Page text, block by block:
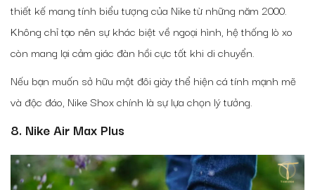
thiết kế mang tính biểu tượng của Nike từ những năm 2000.
Không chỉ tạo nên sự khác biệt về ngoại hình, hệ thống lò xo
còn mang lại cảm giác đàn hồi cực tốt khi di chuyển.
Nếu bạn muốn sở hữu một đôi giày thể hiện cá tính mạnh mẽ
và độc đáo, Nike Shox chính là sự lựa chọn lý tưởng.
8. Nike Air Max Plus